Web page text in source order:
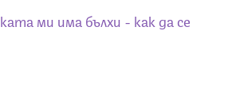
ми има бълхи - как да се